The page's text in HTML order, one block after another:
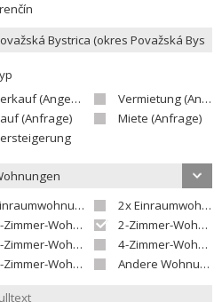
(Angebot)
Vermietung (Angebot)
(Anfrage)
Miete (Anfrage)
2x Einraumwohnung
Wohnung
2-Zimmer-Wohnung
Wohnung
4-Zimmer-Wohnung
Wohnung und größer
Andere Wohnung